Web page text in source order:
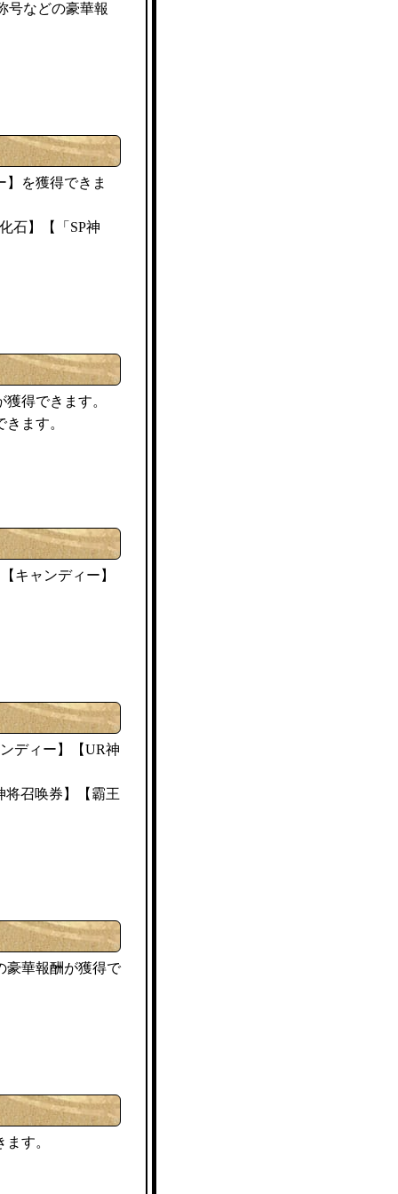
号などの豪華報
を獲得できま
石】【「SP神
獲得できます。
ます。
キャンディー 】
ディー 】【UR神
将召唤券】【霸王
豪華報酬が獲得で
す。